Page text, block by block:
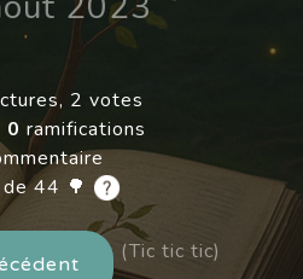
2 votes
0 ramifications
44 🌳
(Tic tic tic)